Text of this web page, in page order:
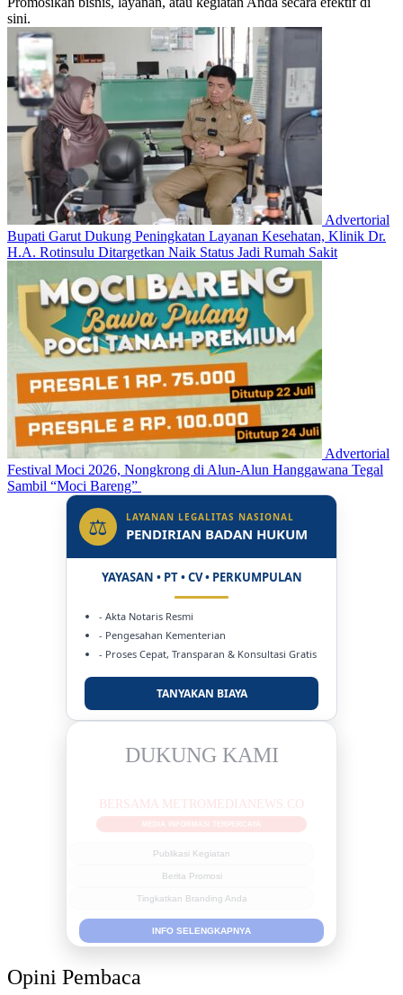
sini.
Advertorial
Bupati Garut Dukung Peningkatan Layanan Kesehatan, Klinik Dr.
H.A. Rotinsulu Ditargetkan Naik Status Jadi Rumah Sakit
Advertorial
Festival Moci 2026, Nongkrong di Alun-Alun Hanggawana Tegal
Sambil “Moci Bareng”
⚖ LAYANAN LEGALITAS NASIONAL
PENDIRIAN BADAN HUKUM
YAYASAN • PT • CV • PERKUMPULAN
- Akta Notaris Resmi
- Pengesahan Kementerian
- Proses Cepat, Transparan & Konsultasi Gratis
TANYAKAN BIAYA
DUKUNG KAMI
MEDIA INFORMASI TERPERCAYA
Publikasi Kegiatan
Berita Promosi
Tingkatkan Branding Anda
INFO SELENGKAPNYA
Opini Pembaca